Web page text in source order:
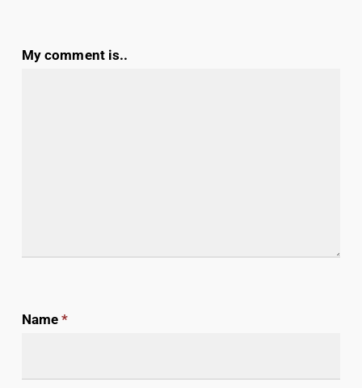
My comment is..
Name*